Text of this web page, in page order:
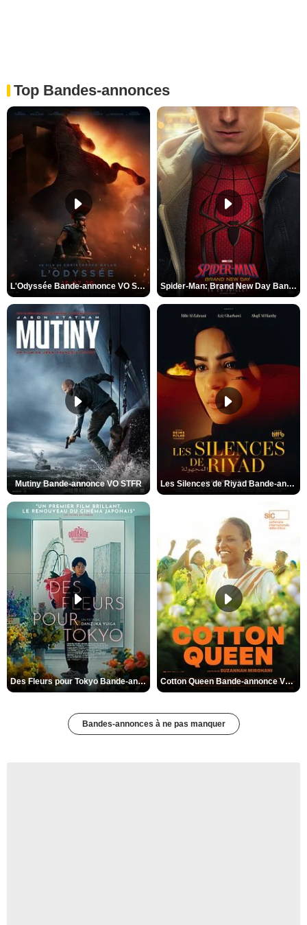
Top Bandes-annonces
L'Odyssée Bande-annonce VO STFR Spider-Man: Brand New Day Bande-annonce VO STFR
Mutiny Bande-annonce VO STFR Les Silences de Riyad Bande-annonce VO STFR
Des Fleurs pour Tokyo Bande-annonce VO STFR Cotton Queen Bande-annonce VO STFR
Bandes-annonces à ne pas manquer